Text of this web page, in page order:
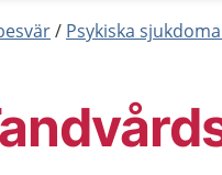
Psykiska